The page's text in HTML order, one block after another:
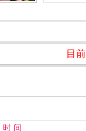
目
时 间